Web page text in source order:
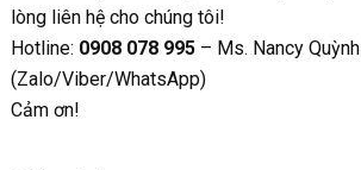
lòng liên hệ cho chúng tôi!
Hotline: 0908 078 995– Ms. Nancy Quỳnh
(Zalo/Viber/WhatsApp)
Cảm ơn!